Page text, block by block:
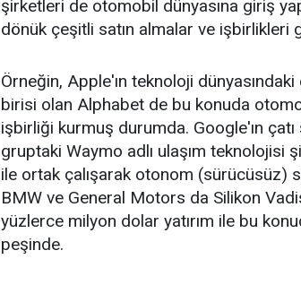
şirketleri de otomobil dünyasına giriş
dönük çeşitli satın almalar ve işbirlikleri
Örneğin, Apple'ın teknoloji
birisi olan Alphabet de bu konuda
işbirliği kurmuş durumda. Google'ın
gruptaki Waymo adlı ulaşım teknolojisi
ile ortak çalışarak otonom (sürücüsüz)
BMW ve General Motors da Silikon
yüzlerce milyon dolar yatırım ile bu
peşinde.